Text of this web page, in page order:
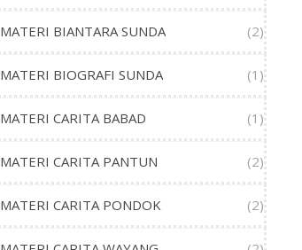
MATERI BIANTARA SUNDA (2)
MATERI BIOGRAFI SUNDA (1)
MATERI CARITA BABAD (1)
MATERI CARITA PANTUN (2)
MATERI CARITA PONDOK (2)